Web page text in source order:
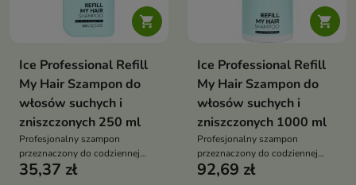

Ice Professional Refill
My Hair Szampon do
włosów suchych i
zniszczonych 250 ml
Profesjonalny szampon
przeznaczony do codziennej
pielęgnacji włosów suchych,
35,37 zł

Ice Professional Refill
My Hair Szampon do
włosów suchych i
zniszczonych 1000 ml
Profesjonalny szampon
przeznaczony do codziennej
pielęgnacji włosów suchych,
92,69 zł